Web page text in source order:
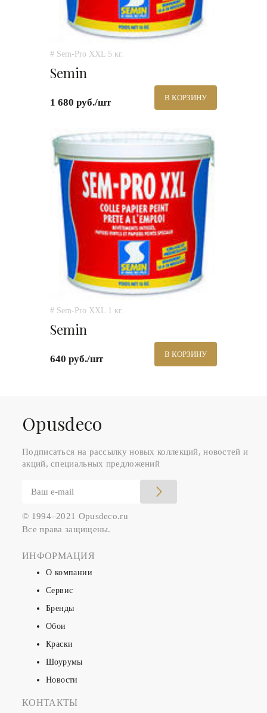
# Sem-Pro XXL 5 кг.
Semin
1 680 руб./шт В КОРЗИНУ
# Sem-Pro XXL 1 кг.
Semin
640 руб./шт В КОРЗИНУ
Оpusdeco
Подписаться на рассылку новых коллекций, новостей и
акций, специальных предложений
© 1994–2021 Opusdeco.ru
Все права защищены.
ИНФОРМАЦИЯ
О компании
Сервис
Бренды
Обои
Краски
Шоурумы
Новости
КОНТАКТЫ